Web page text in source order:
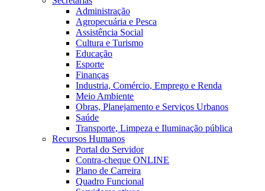
Administração
Agropecuária e Pesca
Assistência Social
Cultura e Turismo
Educação
Esporte
Finanças
Industria, Comércio, Emprego e Renda
Meio Ambiente
Obras, Planejamento e Serviços Urbanos
Saúde
Transporte, Limpeza e Iluminação pública
Recursos Humanos
Portal do Servidor
Contra-cheque ONLINE
Plano de Carreira
Quadro Funcional